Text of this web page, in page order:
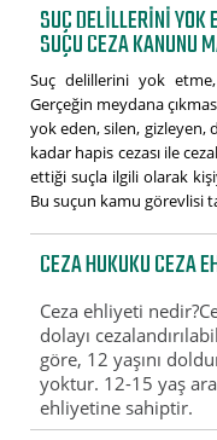
SUÇ DELILLERINI
SUÇU CEZA KANUNU
Suç delillerini yok
Gerçeğin meydana
yok eden, silen, gizleyen,
kadar hapis cezası ile
ettiği suçla ilgili olarak
Bu suçun kamu görevlisi
CEZA HUKUKU CEZA
Ceza ehliyeti
dolayı
göre, 12 yaşını
yoktur. 12-15 yaş
ehliyetine sahiptir.